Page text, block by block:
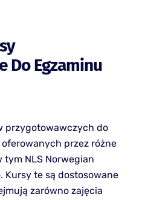
Do Egzaminu
przygotowawczych do
oferowanych przez różne
NLS Norwegian
Kursy te są dostosowane
zarówno zajęcia